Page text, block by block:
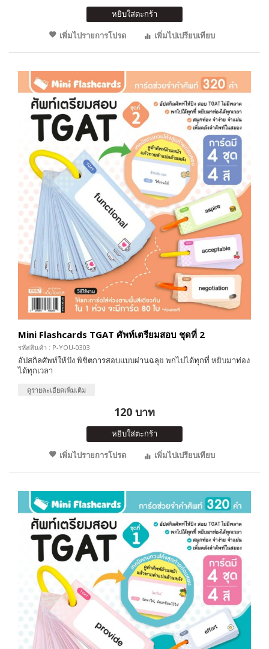
หยิบใส่ตะกร้า
เพิ่มไปรายการโปรด
เพิ่มไปเปรียบเทียบ
Mini Flashcards TGAT ศัพท์เตรียมสอบ ชุดที่ 2
รหัสสินค้า : P-YOU-0303
อัปสกิลศัพท์ให้ปัง พิชิตการสอบแบบผ่านฉลุย พกไปได้ทุกที่ หยิบมาท่อง
ได้ทุกเวลา
ดูรายละเอียดเพิ่มเติม
120 บาท
หยิบใส่ตะกร้า
เพิ่มไปรายการโปรด
เพิ่มไปเปรียบเทียบ